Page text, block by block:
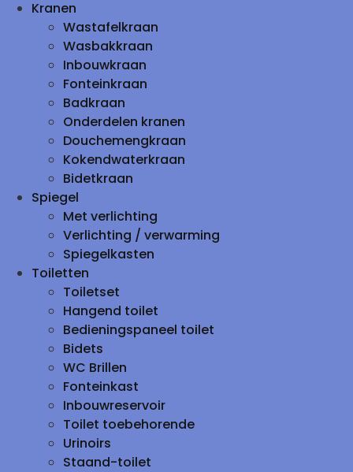
Kranen
Wastafelkraan
Wasbakkraan
Inbouwkraan
Fonteinkraan
Badkraan
Onderdelen kranen
Douchemengkraan
Kokendwaterkraan
Bidetkraan
Spiegel
Met verlichting
Verlichting / verwarming
Spiegelkasten
Toiletten
Toiletset
Hangend toilet
Bedieningspaneel toilet
Bidets
WC Brillen
Fonteinkast
Inbouwreservoir
Toilet toebehorende
Urinoirs
Staand-toilet